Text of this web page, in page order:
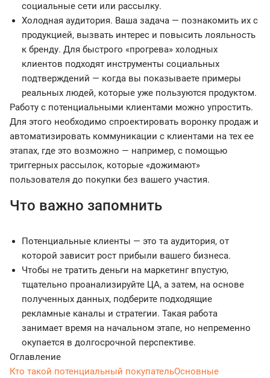
социальные сети или рассылку.
Холодная аудитория. Ваша задача — познакомить их с
продукцией, вызвать интерес и повысить лояльность
к бренду. Для быстрого «прогрева» холодных
клиентов подходят инструменты социальных
подтверждений — когда вы показываете примеры
реальных людей, которые уже пользуются продуктом.
Работу с потенциальными клиентами можно упростить.
Для этого необходимо спроектировать воронку продаж и
автоматизировать коммуникации с клиентами на тех ее
этапах, где это возможно — например, с помощью
триггерных рассылок, которые «дожимают»
пользователя до покупки без вашего участия.
Что важно запомнить
Потенциальные клиенты — это та аудитория, от
которой зависит рост прибыли вашего бизнеса.
Чтобы не тратить деньги на маркетинг впустую,
тщательно проанализируйте ЦА, а затем, на основе
полученных данных, подберите подходящие
рекламные каналы и стратегии. Такая работа
занимает время на начальном этапе, но непременно
окупается в долгосрочной перспективе.
Оглавление
Кто такой потенциальный покупательОсновные